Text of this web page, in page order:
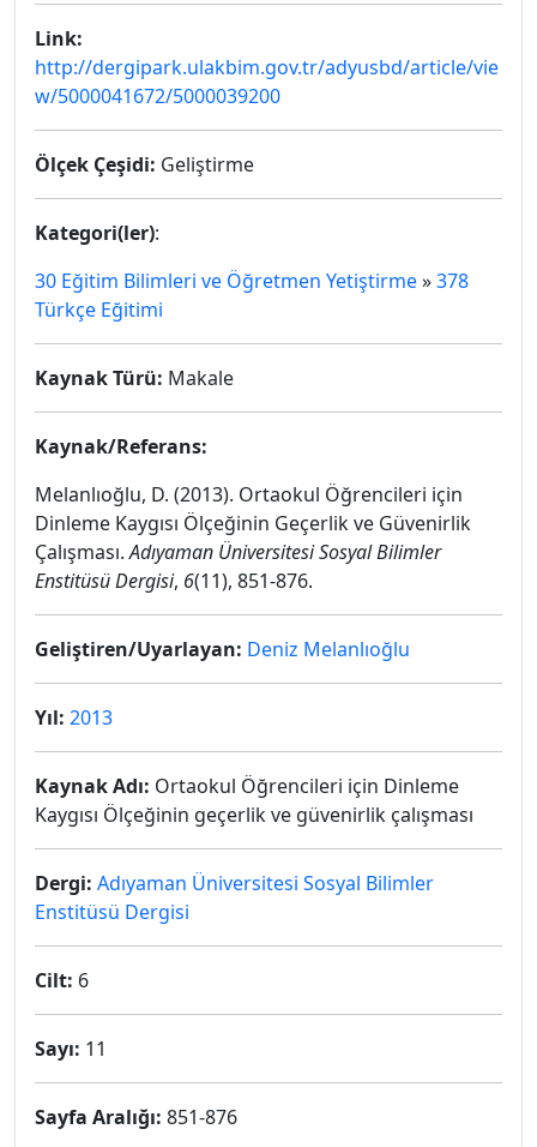
Link:
http://dergipark.ulakbim.gov.tr/adyusbd/article/vie
w/5000041672/5000039200
Ölçek Çeşidi: Geliştirme
Kategori(ler):
30 Eğitim Bilimleri ve Öğretmen Yetiştirme»378
Türkçe Eğitimi
Kaynak Türü: Makale
Kaynak/Referans:
Melanlıoğlu, D. (2013). Ortaokul Öğrencileri için
Dinleme Kaygısı Ölçeğinin Geçerlik ve Güvenirlik
Çalışması.Adıyaman Üniversitesi Sosyal Bilimler
Enstitüsü Dergisi, 6(11), 851-876.
Geliştiren/Uyarlayan: Deniz Melanlıoğlu
Yıl: 2013
Kaynak Adı: Ortaokul Öğrencileri için Dinleme
Kaygısı Ölçeğinin geçerlik ve güvenirlik çalışması
Dergi: Adıyaman Üniversitesi Sosyal Bilimler
Enstitüsü Dergisi
Cilt: 6
Sayı: 11
Sayfa Aralığı: 851-876